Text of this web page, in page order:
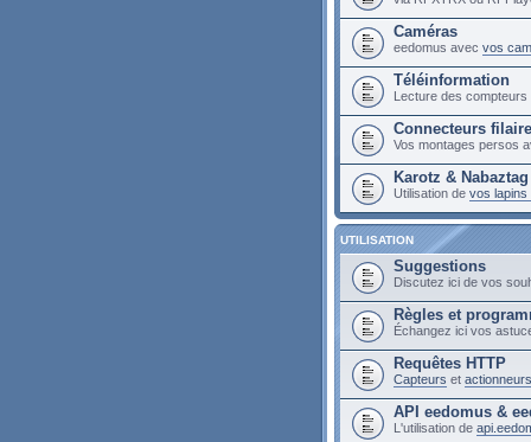
Caméras
eedomus avec vos
Téléinformation
Lecture des
Connecteurs
Vos montages persos
Karotz & Nabaztag
Utilisation de vos lapins
UTILISATION
Suggestions
Discutez ici de vos
Règles et
Échangez ici vos
Requêtes HTTP
Capteurs et
API eedomus &
L'utilisation de